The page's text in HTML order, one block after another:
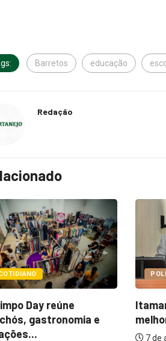
Barretos educação
Redação
POLÍTICA
cobra prazo para
estruturais em...
de agosto de 2026